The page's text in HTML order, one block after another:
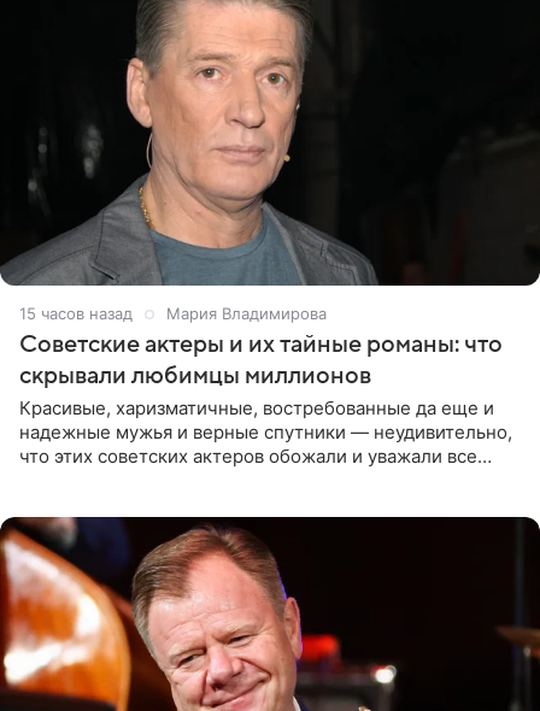
15 часов назад Мария Владимирова
Советские актеры и их тайные романы: что
скрывали любимцы миллионов
Красивые, харизматичные, востребованные да еще и
надежные мужья и верные спутники — неудивительно,
что этих советских актеров обожали и уважали все